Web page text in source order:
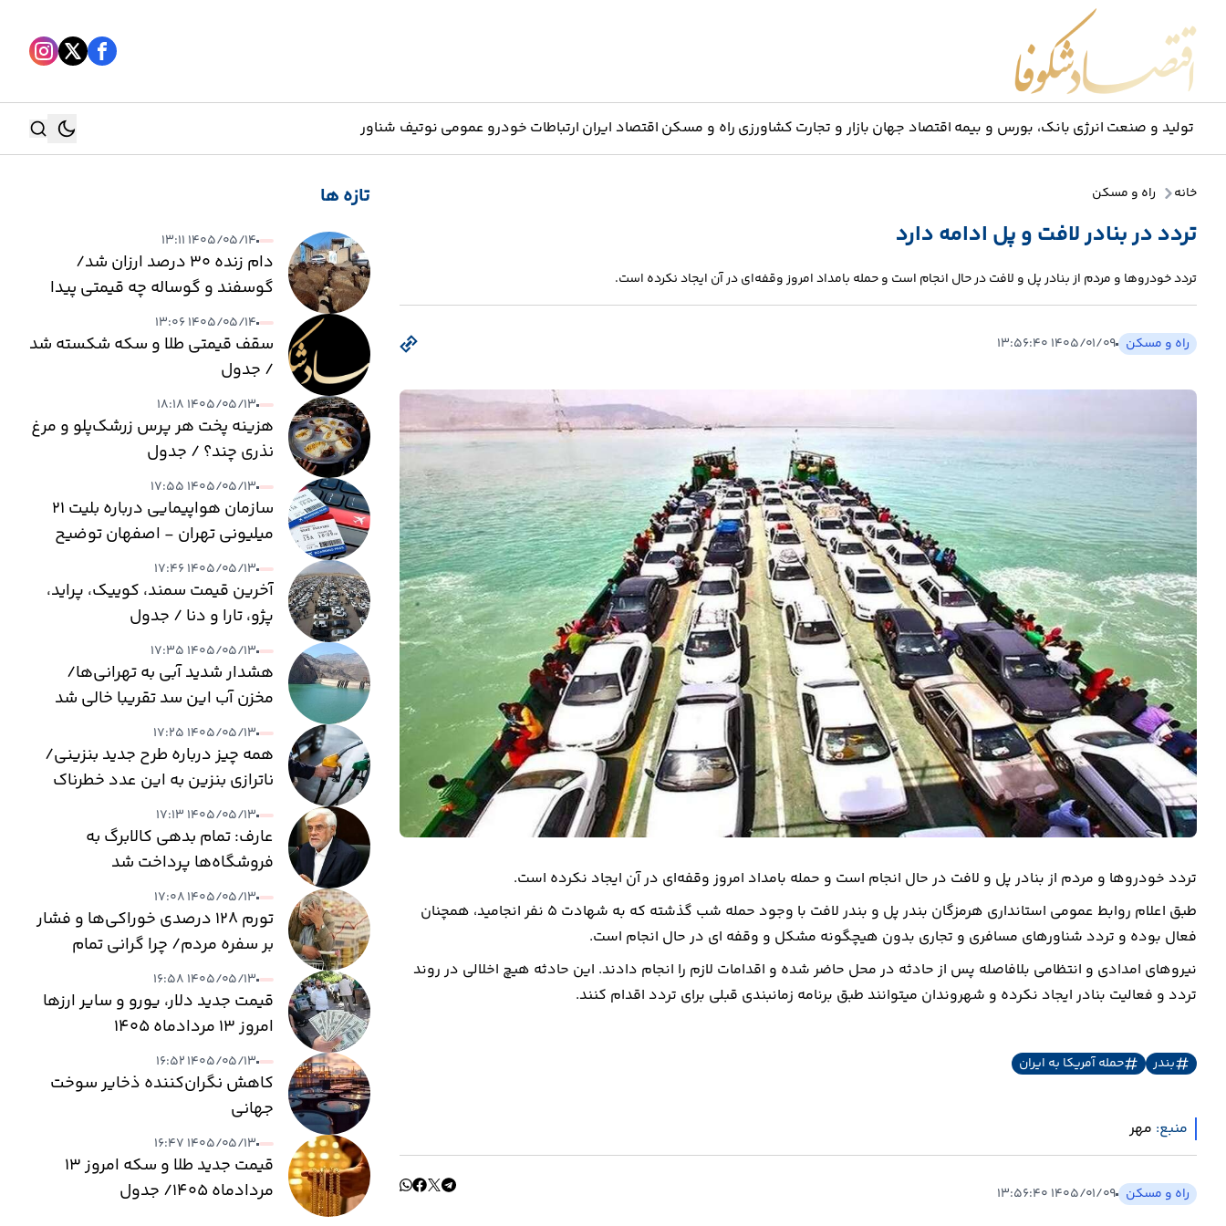
تولید و صنعت انرژی بانک، بورس و بیمه اقتصاد جهان بازار و تجارت کشاورزی راه و مسکن اقتصاد ایران ارتباطات خودرو عمومی نوتیف شناور
جستجو
خانه راه و مسکن
تردد در بنادر لافت و پل ادامه دارد
تردد خودروها و مردم از بنادر پل و لافت در حال انجام است و حمله بامداد امروز وقفه‌ای در آن ایجاد نکرده است.
راه و مسکن ۱۴۰۵/۰۱/۰۹ ۱۳:۵۶:۴۰
تردد خودروها و مردم از بنادر پل و لافت در حال انجام است و حمله بامداد امروز وقفه‌ای در آن ایجاد نکرده است.
طبق اعلام روابط عمومی استانداری هرمزگان بندر پل و بندر لافت با وجود حمله شب گذشته که به شهادت ۵ نفر انجامید، همچنان
فعال بوده و تردد شناورهای مسافری و تجاری بدون هیچگونه مشکل و وقفه ای در حال انجام است.
نیروهای امدادی و انتظامی بلافاصله پس از حادثه در محل حاضر شده و اقدامات لازم را انجام دادند. این حادثه هیچ اخلالی در روند
تردد و فعالیت بنادر ایجاد نکرده و شهروندان میتوانند طبق برنامه زمانبندی قبلی برای تردد اقدام کنند.
بندر حمله آمریکا به ایران
منبع: مهر
راه و مسکن ۱۴۰۵/۰۱/۰۹ ۱۳:۵۶:۴۰
تازه ها
۱۴۰۵/۰۵/۱۴ ۱۳:۱۱
دام زنده ۳۰ درصد ارزان شد/
گوسفند و گوساله چه قیمتی پیدا
کرد؟
۱۴۰۵/۰۵/۱۴ ۱۳:۰۶
سقف قیمتی طلا و سکه شکسته شد
/ جدول
۱۴۰۵/۰۵/۱۳ ۱۸:۱۸
هزینه پخت هر پرس زرشک‌پلو و مرغ
نذری چند؟ / جدول
۱۴۰۵/۰۵/۱۳ ۱۷:۵۵
سازمان هواپیمایی درباره بلیت ۲۱
میلیونی تهران - اصفهان توضیح
داد۱۴۰۵/۰۵/۱۳ ۱۷:۴۶
آخرین قیمت سمند، کوییک، پراید،
پژو، تارا و دنا / جدول
۱۴۰۵/۰۵/۱۳ ۱۷:۳۵
هشدار شدید آبی به تهرانی‌ها/
مخزن آب این سد تقریبا خالی شد
۱۴۰۵/۰۵/۱۳ ۱۷:۲۵
همه چیز درباره طرح جدید بنزینی/
ناترازی بنزین به این عدد خطرناک
می‌رسد
۱۴۰۵/۰۵/۱۳ ۱۷:۱۳
عارف: تمام بدهی کالابرگ به
فروشگاه‌ها پرداخت شد
۱۴۰۵/۰۵/۱۳ ۱۷:۰۸
تورم ۱۲۸ درصدی خوراکی‌ها و فشار
بر سفره مردم/ چرا گرانی تمام
نمی‌شود؟
۱۴۰۵/۰۵/۱۳ ۱۶:۵۸
قیمت جدید دلار، یورو و سایر ارزها
امروز ۱۳ مردادماه ۱۴۰۵
۱۴۰۵/۰۵/۱۳ ۱۶:۵۲
کاهش نگران‌کننده ذخایر سوخت
جهانی
۱۴۰۵/۰۵/۱۳ ۱۶:۴۷
قیمت جدید طلا و سکه امروز ۱۳
مردادماه ۱۴۰۵/ جدول